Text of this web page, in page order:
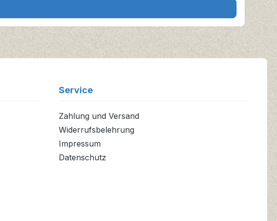
Service
Zahlung und Versand
Widerrufsbelehrung
Impressum
Datenschutz